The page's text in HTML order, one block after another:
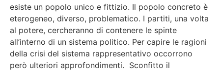
esiste un popolo unico e fittizio. Il popolo concreto è
eterogeneo, diverso, problematico. I partiti, una volta
al potere, cercheranno di contenere le spinte
all’interno di un sistema politico. Per capire le ragioni
della crisi del sistema rappresentativo occorrono
però ulteriori approfondimenti. Sconfitto il